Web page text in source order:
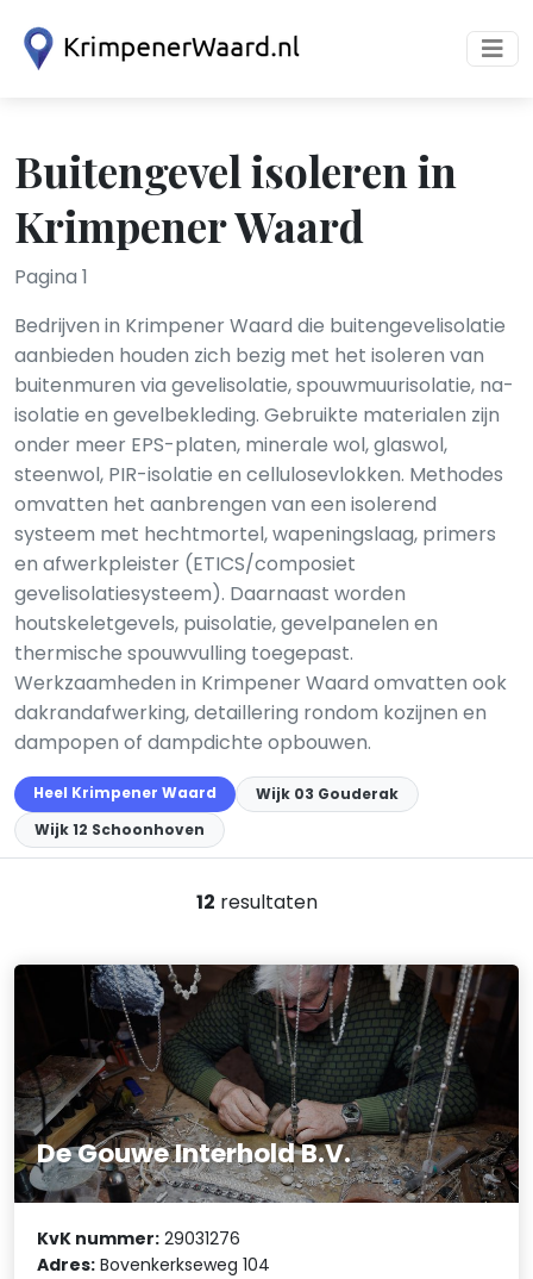
Buitengevel isoleren in
Krimpener Waard
Pagina 1
Bedrijven in Krimpener Waard die buitengevelisolatie
aanbieden houden zich bezig met het isoleren van
buitenmuren via gevelisolatie, spouwmuurisolatie, na-
isolatie en gevelbekleding. Gebruikte materialen zijn
onder meer EPS-platen, minerale wol, glaswol,
steenwol, PIR-isolatie en cellulosevlokken. Methodes
omvatten het aanbrengen van een isolerend
systeem met hechtmortel, wapeningslaag, primers
en afwerkpleister (ETICS/composiet
gevelisolatiesysteem). Daarnaast worden
houtskeletgevels, puisolatie, gevelpanelen en
thermische spouwvulling toegepast.
Werkzaamheden in Krimpener Waard omvatten ook
dakrandafwerking, detaillering rondom kozijnen en
dampopen of dampdichte opbouwen.
Heel Krimpener Waard
Wijk 03 Gouderak
Wijk 12 Schoonhoven
12 resultaten
De Gouwe Interhold B.V.
KvK nummer: 29031276
Adres: Bovenkerkseweg 104